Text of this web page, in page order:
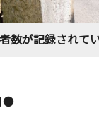
数が記録されて
●